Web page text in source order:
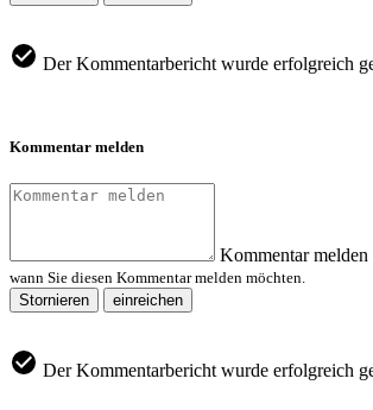
Der Kommentarbericht wurde erfolgreich
Kommentar melden
Kommentar melden
wann Sie diesen Kommentar melden möchten.
Stornieren
einreichen
Der Kommentarbericht wurde erfolgreich